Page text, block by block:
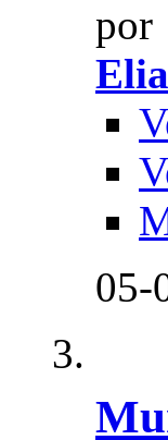
por
05-